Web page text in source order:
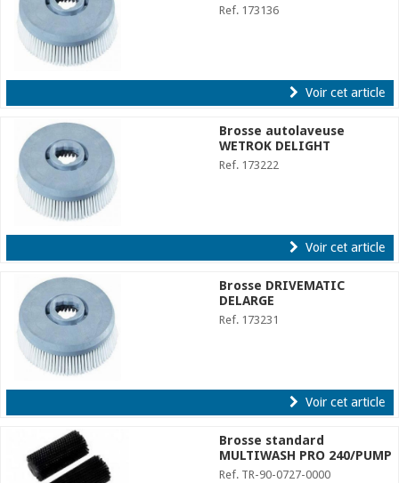
Ref. 173136
Voir cet article
Brosse autolaveuse
WETROK DELIGHT
Ref. 173222
Voir cet article
Brosse DRIVEMATIC
DELARGE
Ref. 173231
Voir cet article
Brosse standard
MULTIWASH PRO 240/PUMP
Ref. TR-90-0727-0000